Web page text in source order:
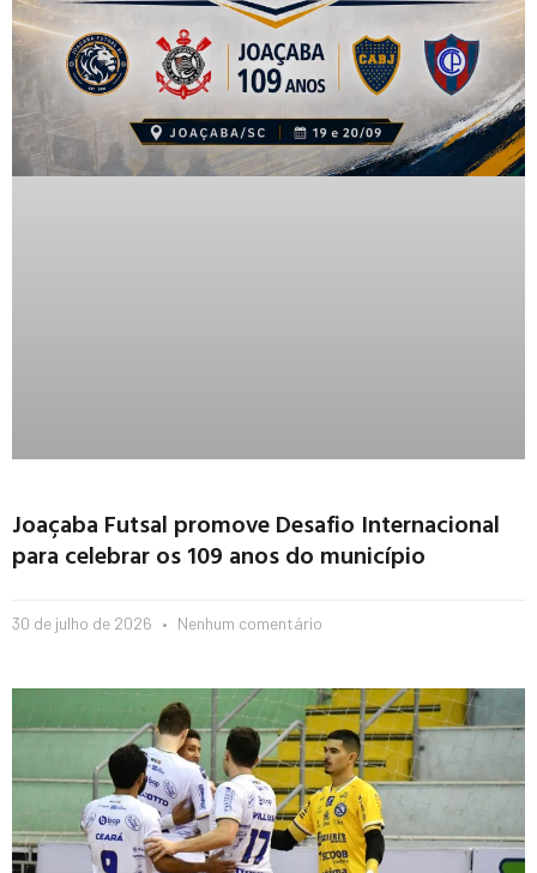
Joaçaba Futsal promove Desafio Internacional
para celebrar os 109 anos do município
30 de julho de 2026 Nenhum comentário